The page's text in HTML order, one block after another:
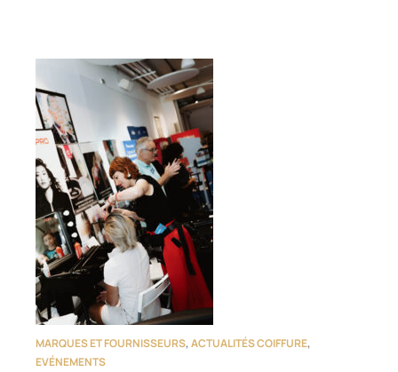
MARQUES ET FOURNISSEURS,ACTUALITÉS COIFFURE,
EVÉNEMENTS